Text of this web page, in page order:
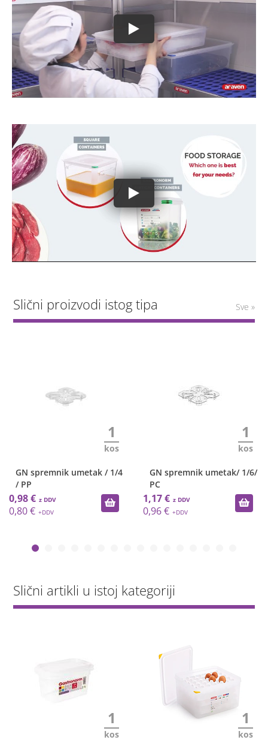
Slični proizvodi istog tipa Sve »
1
kos
GN spremnik umetak / 1/4
/ PP
0,98 €
0,80 €
1
kos
GN spremnik umetak/ 1/6/
PC
1,17 €
0,96 €
Slični artikli u istoj kategoriji
1
kos
1
kos